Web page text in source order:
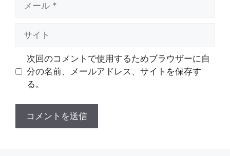
次回のコメントで使用するためブラウザーに自
分の名前、メールアドレス、サイトを保存す
る。